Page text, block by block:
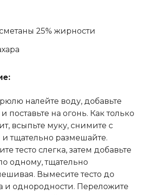
25% жирности
налейте воду, добавьте
поставьте на огонь. Как только
всыпьте муку, снимите с
и тщательно размешайте.
тесто слегка, затем добавьте
одному, тщательно
Вымесите тесто до
и однородности. Переложите